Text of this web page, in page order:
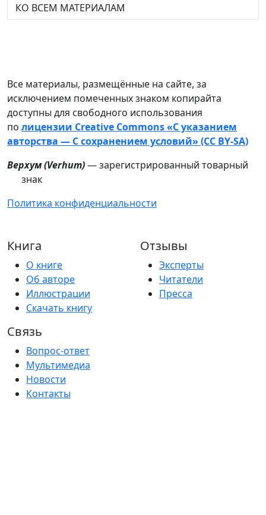
КО ВСЕМ МАТЕРИАЛАМ
Все материалы, размещённые на сайте, за
исключением помеченных знаком копирайта
доступны для свободного использования
по лицензии Creative Commons «С указанием
авторства — С сохранением условий» (CC BY-SA)
Верхум (Verhum)— зарегистрированный товарный
знак
Политика конфиденциальности
Книга
О книге
Об авторе
Иллюстрации
Скачать книгу
Отзывы
Эксперты
Читатели
Пресса
Связь
Вопрос-ответ
Мультимедиа
Новости
Контакты